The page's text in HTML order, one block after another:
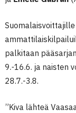
palkitaan
9.-16.6. ja naisten
28.7.-3.8.
”Kiva lähteä